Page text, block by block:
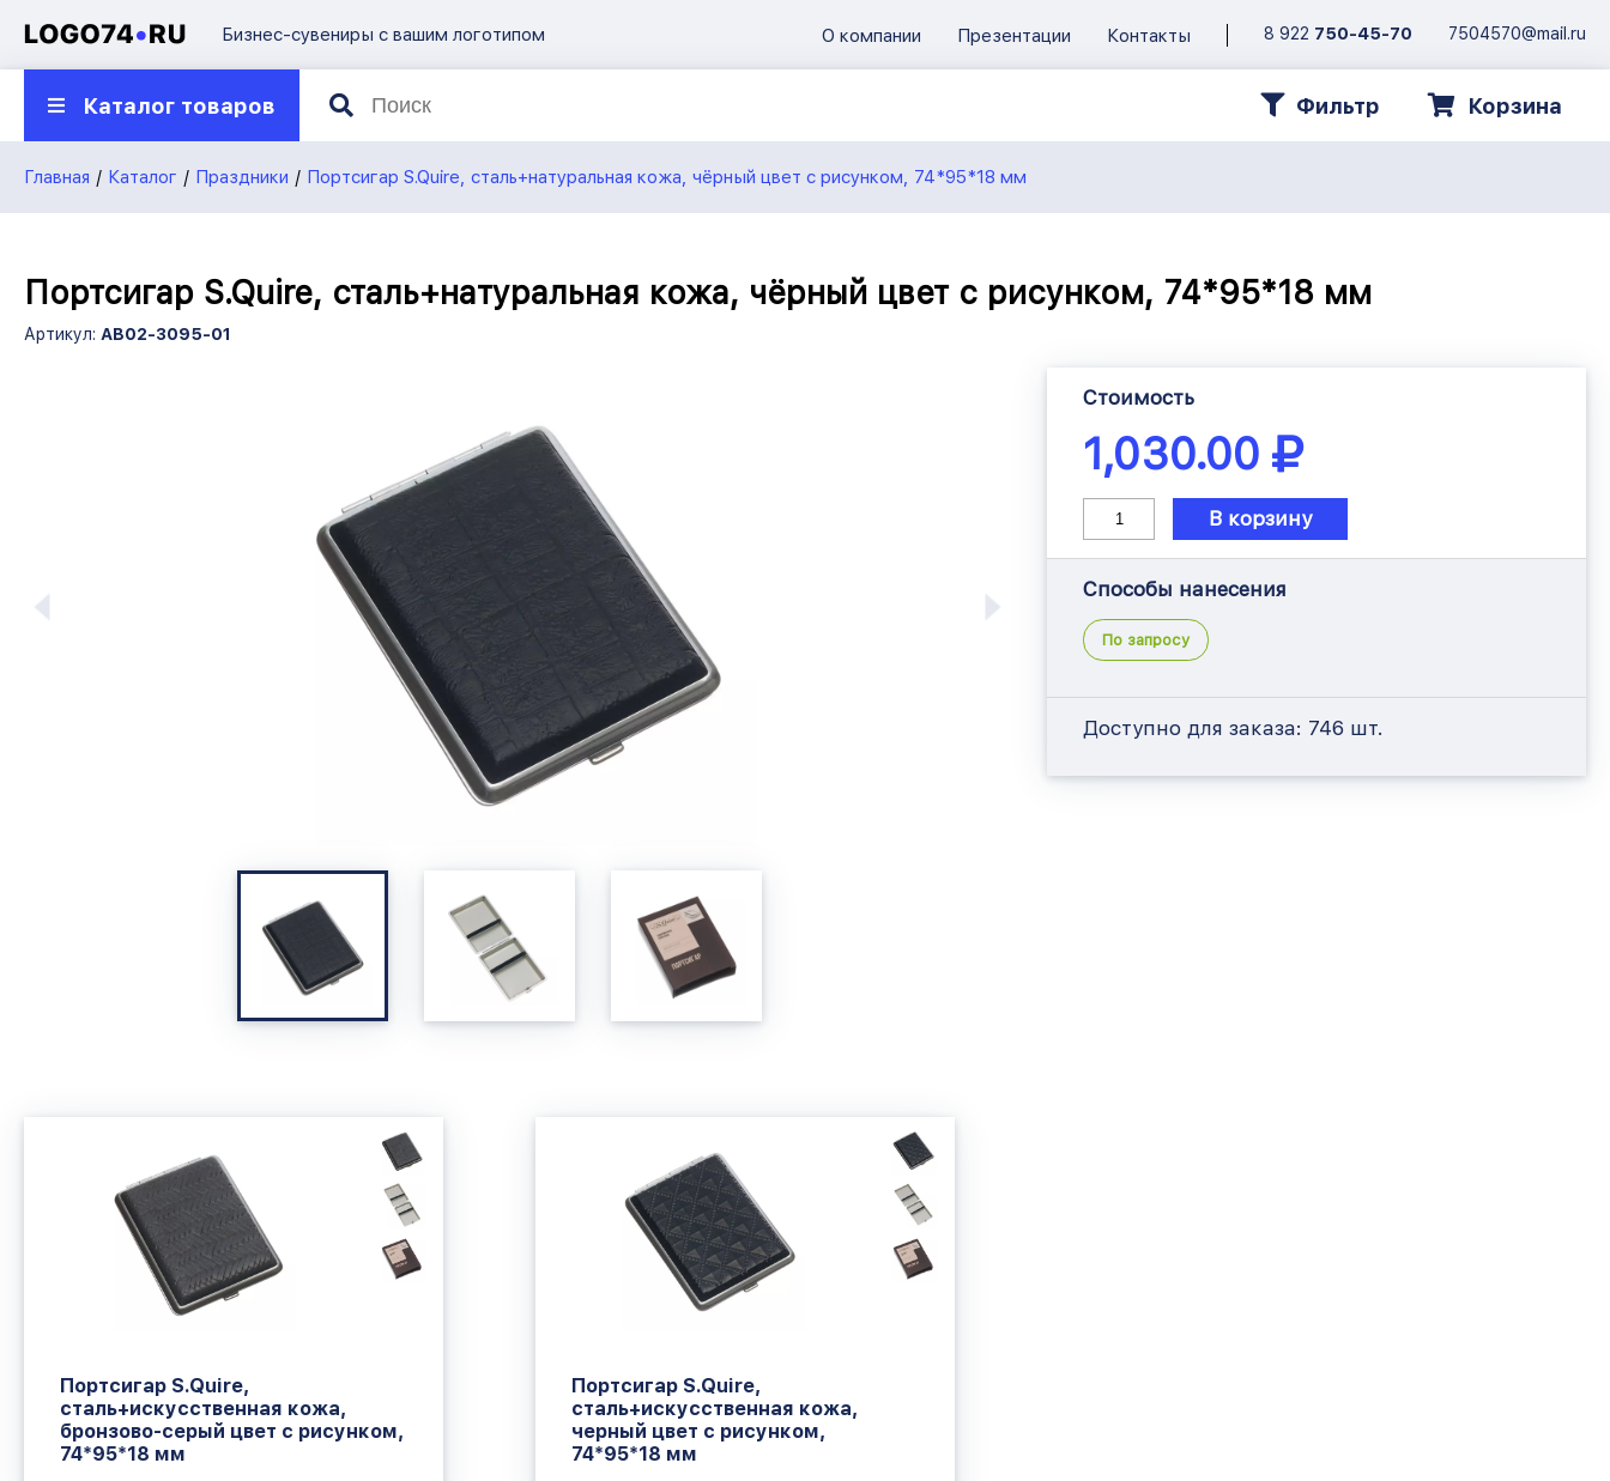
Бизнес-сувениры с вашим логотипом О компании Презентации Контакты 8 922 750-45-70 7504570@mail.ru
Контакты
8 922750-45-70
Каталог товаров Фильтр Корзина
Главная Каталог Праздники Портсигар S.Quire, сталь+натуральная кожа, чёрный цвет с рисунком, 74*95*18 мм
Портсигар S.Quire, сталь+натуральная кожа, чёрный цвет с рисунком, 74*95*18 мм
Артикул: AB02-3095-01
Портсигар S.Quire,
сталь+искусственная кожа,
бронзово-серый цвет с рисунком,
74*95*18 мм
Портсигар S.Quire,
сталь+искусственная кожа,
черный цвет с рисунком,
74*95*18 мм
Стоимость
1,030.00
В корзину
Способы нанесения
По запросу
Доступно для заказа: 746 шт.